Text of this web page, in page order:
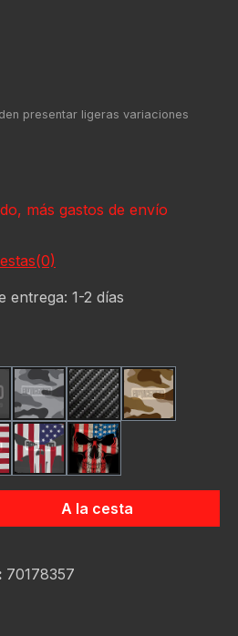
más gastos de envío
entrega: 1-2 días
American F
Camo GreyCarbon Fiber Black
Desert
Flag
Flag New
Us Flag SkullUs Flag Skull #2
introduce la
A la cesta
70178357